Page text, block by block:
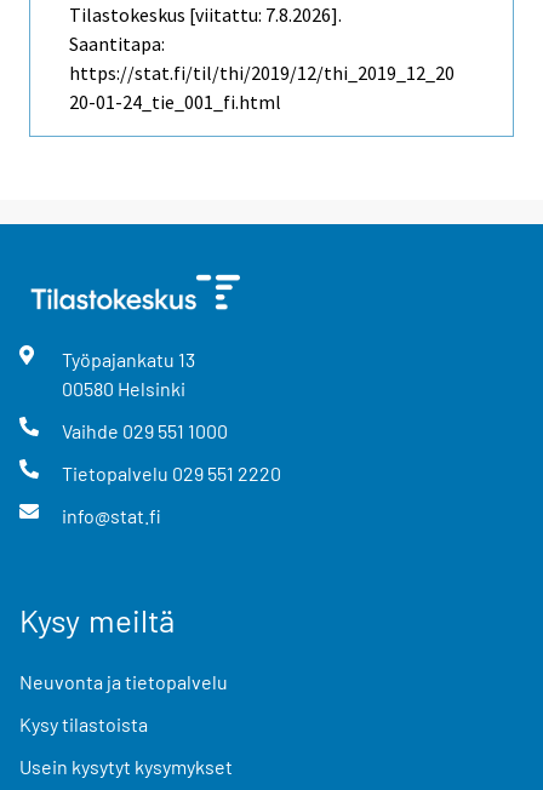
Tilastokeskus [viitattu: 7.8.2026].
Saantitapa:
https://stat.fi/til/thi/2019/12/thi_2019_12_20
20-01-24_tie_001_fi.html
Työpajankatu 13
00580 Helsinki
Vaihde 029 551 1000
Tietopalvelu 029 551 2220
info@stat.fi
Kysy meiltä
Neuvonta ja tietopalvelu
Kysy tilastoista
Usein kysytyt kysymykset